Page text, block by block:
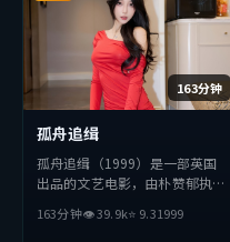
163分钟
孤舟追缉
孤舟追缉（1999）是一部英国
出品的文艺电影，由朴赞郁执
主演。影片在叙事与视听上力求
163分钟👁39.9k⭐ 9.31999